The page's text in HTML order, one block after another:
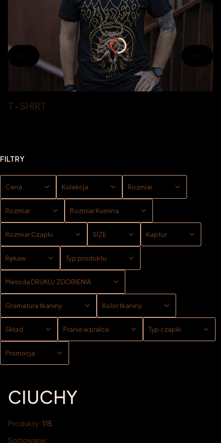
T-SHIRT
FILTRY
Cena Kolekcja Rozmiar
Rozmiar Rozmiar Komina
Rozmiar Czapki SIZE Kaptur
Rękaw Typ produktu
Metoda DRUKU/ ZDOBIENIA
Gramatura tkaniny Kolor tkaniny
Skład Pranie w pralce Typ czapki
Promocja
CIUCHY
Produkty: 115
Sortowanie: